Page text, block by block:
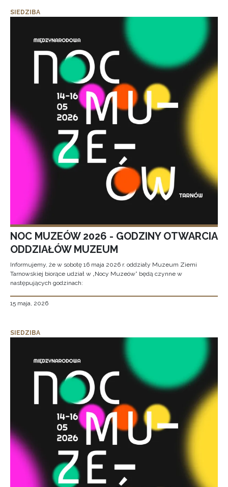
SIEDZIBA
NOC MUZEÓW 2026 - GODZINY OTWARCIA
ODDZIAŁÓW MUZEUM
Informujemy, że w sobotę 16 maja 2026 r. oddziały Muzeum Ziemi
Tarnowskiej biorące udział w „Nocy Muzeów” będą czynne w
następujących godzinach:
15 maja, 2026
SIEDZIBA